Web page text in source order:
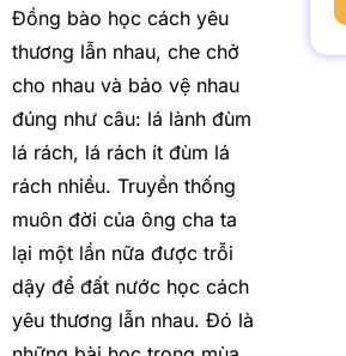
Đồng bào học cách yêu
thương lẫn nhau, che chở
cho nhau và bảo vệ nhau
đúng như câu: lá lành đùm
lá rách, lá rách ít đùm lá
rách nhiều. Truyền thống
muôn đời của ông cha ta
lại một lần nữa được trỗi
dậy để đất nước học cách
yêu thương lẫn nhau. Đó là